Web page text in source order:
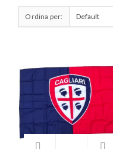
Ordina per: